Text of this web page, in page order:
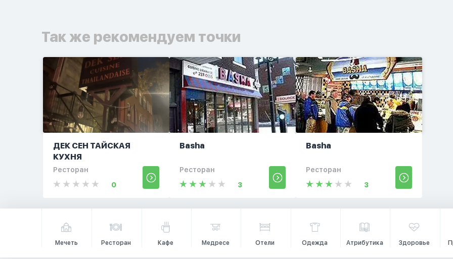
Так же рекомендуем точки
ДЕК СЕН ТАЙСКАЯ
КУХНЯ
Ресторан
0
Basha
Ресторан
3
Basha
Ресторан
3
Мечеть Ресторан Кафе Медресе Отели Одежда Атрибутика Здоровье